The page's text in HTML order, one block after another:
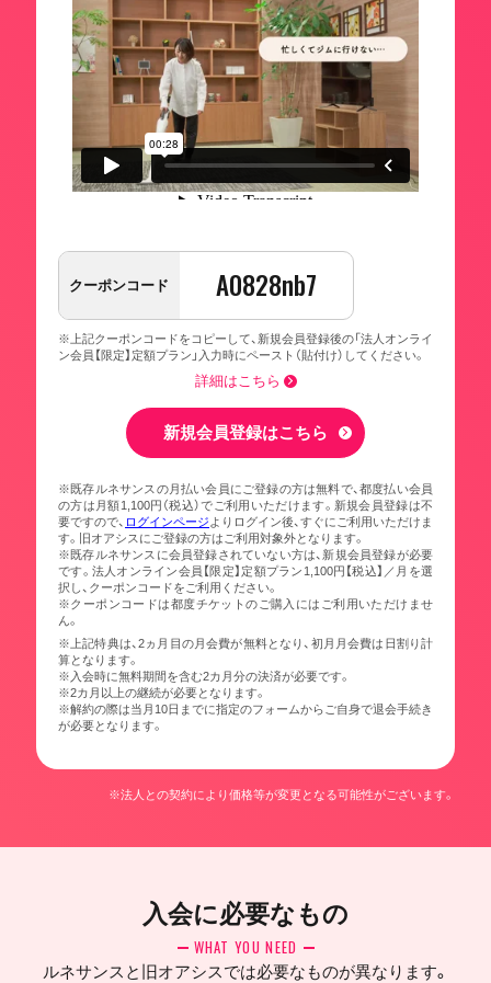
クーポンコード A0828nb7
※上記クーポンコードをコピーして、新規会員登録後の「法人オンライ
ン会員【限定】定額プラン」入力時にペースト（貼付け）してください。
詳細はこちら
新規会員登録はこちら
※既存ルネサンスの月払い会員にご登録の方は無料で、都度払い会員
の方は月額1,100円（税込）でご利用いただけます。新規会員登録は不
要ですので、 ログインページ よりログイン後、すぐにご利用いただけま
す。旧オアシスにご登録の方はご利用対象外となります。
※既存ルネサンスに会員登録されていない方は、新規会員登録が必要
です。法人オンライン会員【限定】定額プラン1,100円【税込】／月を選
択し、クーポンコードをご利用ください。
※クーポンコードは都度チケットのご購入にはご利用いただけませ
ん。
※上記特典は、2ヵ月目の月会費が無料となり、初月月会費は日割り計
算となります。
※入会時に無料期間を含む2カ月分の決済が必要です。
※2カ月以上の継続が必要となります。
※解約の際は当月10日までに指定のフォームからご自身で退会手続き
が必要となります。
※法人との契約により価格等が変更となる可能性がございます。
入会に必要なもの
WHAT YOU NEED
ルネサンスと旧オアシスでは必要なものが異なります。